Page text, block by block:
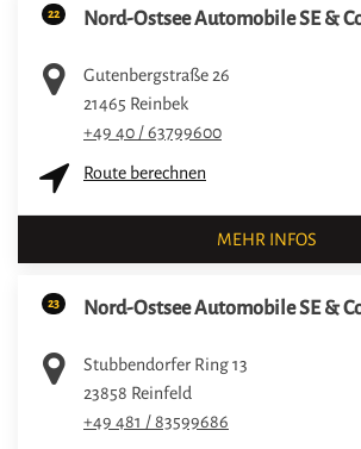
22 Nord-Ostsee Automobile SE &
Gutenbergstraße 26
21465 Reinbek
+49 40 / 63799600
Route berechnen
MEHR INFOS
23 Nord-Ostsee Automobile SE &
Stubbendorfer Ring 13
23858 Reinfeld
+49 481 / 83599686